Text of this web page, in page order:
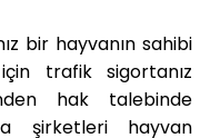
bir hayvanın sahibi
trafik sigortanız
hak talebinde
şirketleri hayvan